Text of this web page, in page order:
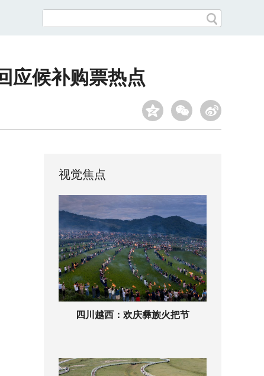
应候补购票热点
视觉焦点
四川越西：欢庆彝族火把节